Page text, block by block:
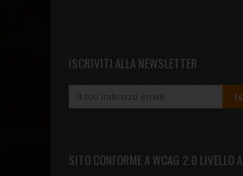
ISCRIVITI ALLA NEWSLETTER
SITO CONFORME A WCAG 2.0 LIVELLO A